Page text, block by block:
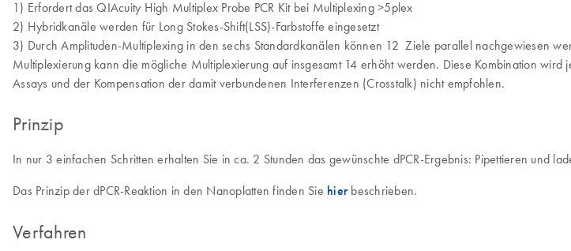
1) Erfordert das QIAcuity High Multiplex Probe PCR Kit bei Multiplexing >5plex
2) Hybridkanäle werden für Long Stokes-Shift(LSS)-Farbstoffe eingesetzt
3) Durch Amplituden-Multiplexing in den sechs Standardkanälen können 12 Ziele parallel nachgewiesen
Multiplexierung kann die mögliche Multiplexierung auf insgesamt 14 erhöht werden. Diese Kombination
Assays und der Kompensation der damit verbundenen Interferenzen (Crosstalk) nicht empfohlen.
Prinzip
In nur 3 einfachen Schritten erhalten Sie in ca. 2 Stunden das gewünschte dPCR-Ergebnis: Pipettieren und
Das Prinzip der dPCR-Reaktion in den Nanoplatten finden Sie hierbeschrieben.
Verfahren